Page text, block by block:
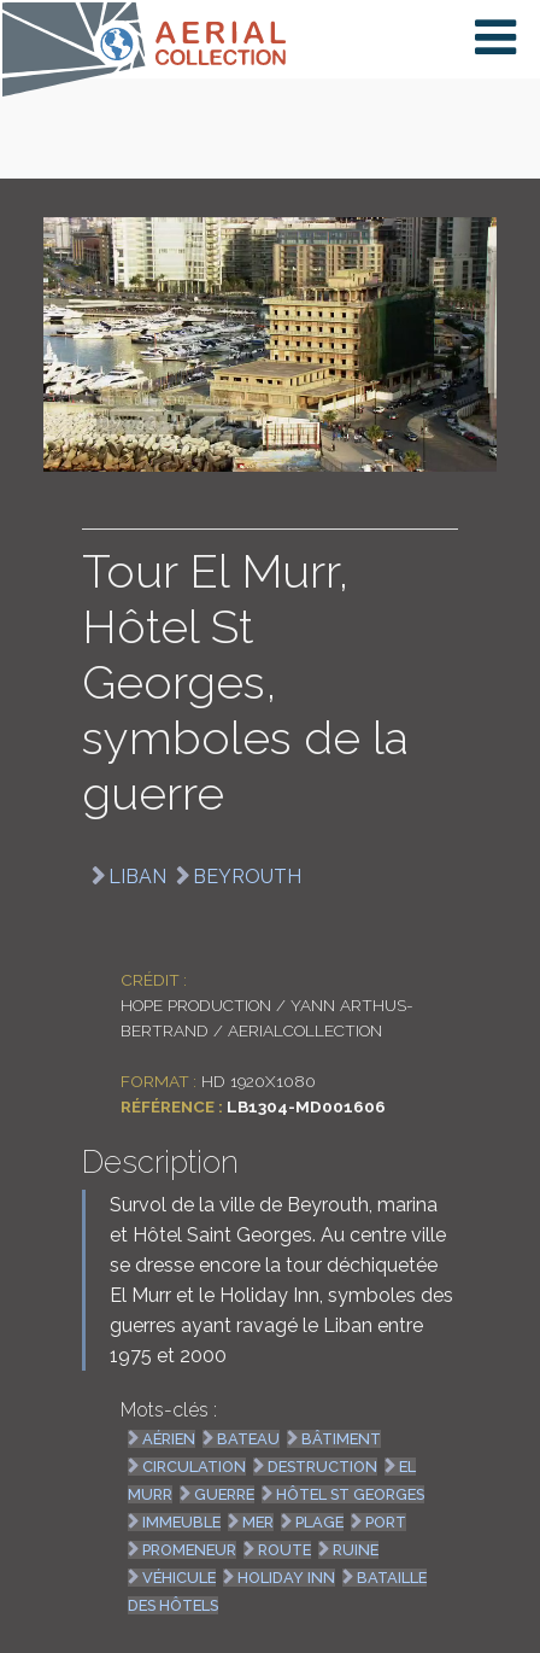
×
PAYS
CARTE
COLLECTIONS
Tour El Murr,
Hôtel St
Georges,
symboles de la
guerre
LIBAN BEYROUTH
CRÉDIT :
HOPE PRODUCTION / YANN ARTHUS-
BERTRAND / AERIALCOLLECTION
FORMAT : HD 1920X1080
RÉFÉRENCE : LB1304-MD001606
Description
Survol de la ville de Beyrouth, marina
et Hôtel Saint Georges. Au centre ville
se dresse encore la tour déchiquetée
El Murr et le Holiday Inn, symboles des
guerres ayant ravagé le Liban entre
1975 et 2000
Mots-clés :
AÉRIEN BATEAU
BÂTIMENT
CIRCULATION
DESTRUCTION
EL
MURR
GUERRE
HÔTEL ST GEORGES
IMMEUBLE
MER PLAGE
PORT
PROMENEUR
ROUTE
RUINE
VÉHICULE
HOLIDAY INN
BATAILLE
DES HÔTELS